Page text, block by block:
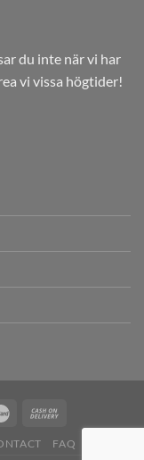
du inte när vi har
vi vissa högtider!
FAQ